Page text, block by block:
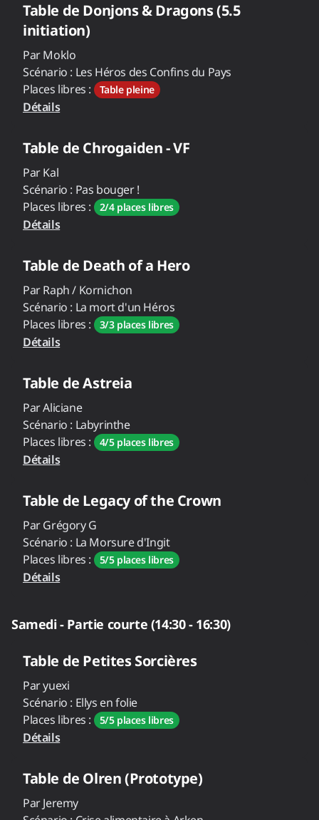
Table de Donjons & Dragons (5.5
initiation)
ParMoklo
Scénario : Les Héros des Confins du Pays
Places libres :
Table pleine
Détails
Table de Chrogaiden - VF
ParKal
Scénario : Pas bouger !
Places libres :
2/4 places libres
Détails
Table de Death of a Hero
ParRaph / Kornichon
Scénario : La mort d'un Héros
Places libres :
3/3 places libres
Détails
Table deAstreia
ParAliciane
Scénario : Labyrinthe
Places libres :
4/5 places libres
Détails
Table de Legacy of the Crown
ParGrégory G
Scénario : La Morsure d'Ingit
Places libres :
5/5 places libres
Détails
Samedi - Partie courte (14:30 - 16:30)
Table de Petites Sorcières
Paryuexi
Scénario : Ellys en folie
Places libres :
5/5 places libres
Détails
Table de Olren (Prototype)
ParJeremy